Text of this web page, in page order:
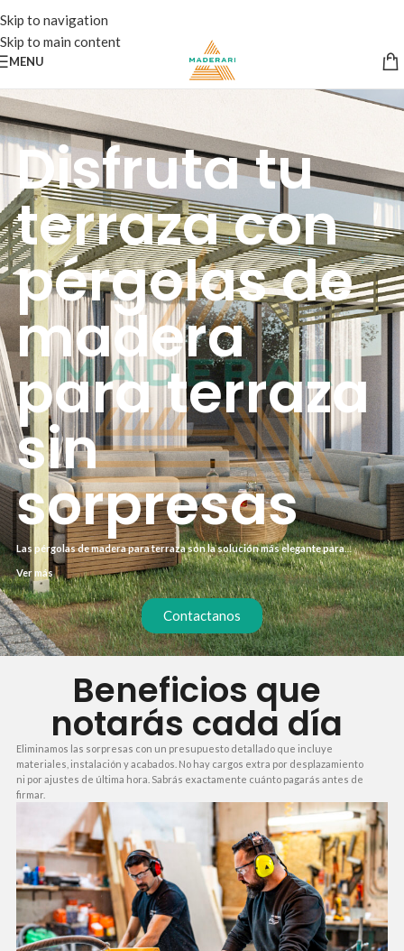
Skip to navigation
Skip to main content
MENU
Disfruta tu
terraza con
pérgolas de
madera
para terraza
sin
sorpresas
Las pérgolas de madera para terraza son la solución más elegante para
disfrutar del exterior sin renunciar a la sombra. En nuestra empresa, trabajamos
con maderas nobles y tratamientos que garantizan durabilidad. Te ofrecemos
un presupuesto cerrado desde el primer momento, sin costes adicionales.
Ver más
Contactanos
Beneficios que
notarás cada día
Eliminamos las sorpresas con un presupuesto detallado que incluye
materiales, instalación y acabados. No hay cargos extra por desplazamiento
ni por ajustes de última hora. Sabrás exactamente cuánto pagarás antes de
firmar.